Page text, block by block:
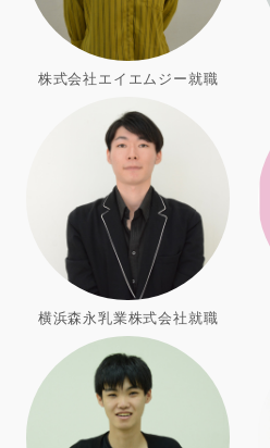
株式会社エイエムジー就職
横浜森永乳業株式会社就職